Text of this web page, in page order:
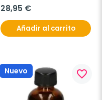
28,95 €
Añadir al carrito
Nuevo favorite_border